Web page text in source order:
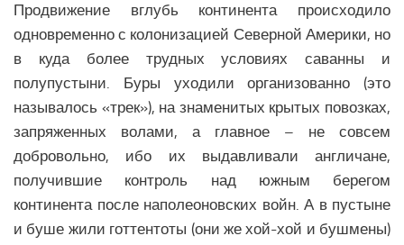
Продвижение вглубь континента происходило
одновременно с колонизацией Северной Америки, но
в куда более трудных условиях саванны и
полупустыни. Буры уходили организованно (это
называлось «трек»), на знаменитых крытых повозках,
запряженных волами, а главное – не совсем
добровольно, ибо их выдавливали англичане,
получившие контроль над южным берегом
континента после наполеоновских войн. А в пустыне
и буше жили готтентоты (они же хой-хой и бушмены)